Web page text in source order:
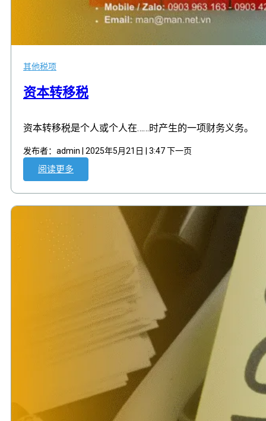
其他税项
资本转移税
资本转移税是个人或个人在……时产生的一项财务义务。
发布者：admin | 2025年5月21日 | 3:47 下一页
阅读更多